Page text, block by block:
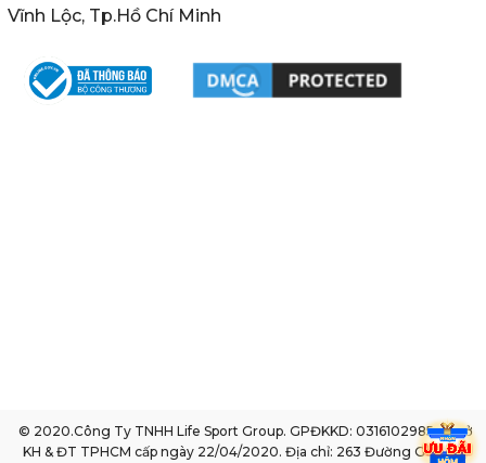
Vĩnh Lộc, Tp.Hồ Chí Minh
© 2020.Công Ty TNHH Life Sport Group. GPĐKKD: 0316102985 do sở
KH & ĐT TPHCM cấp ngày 22/04/2020. Địa chỉ: 263 Đường Gò Dầu,